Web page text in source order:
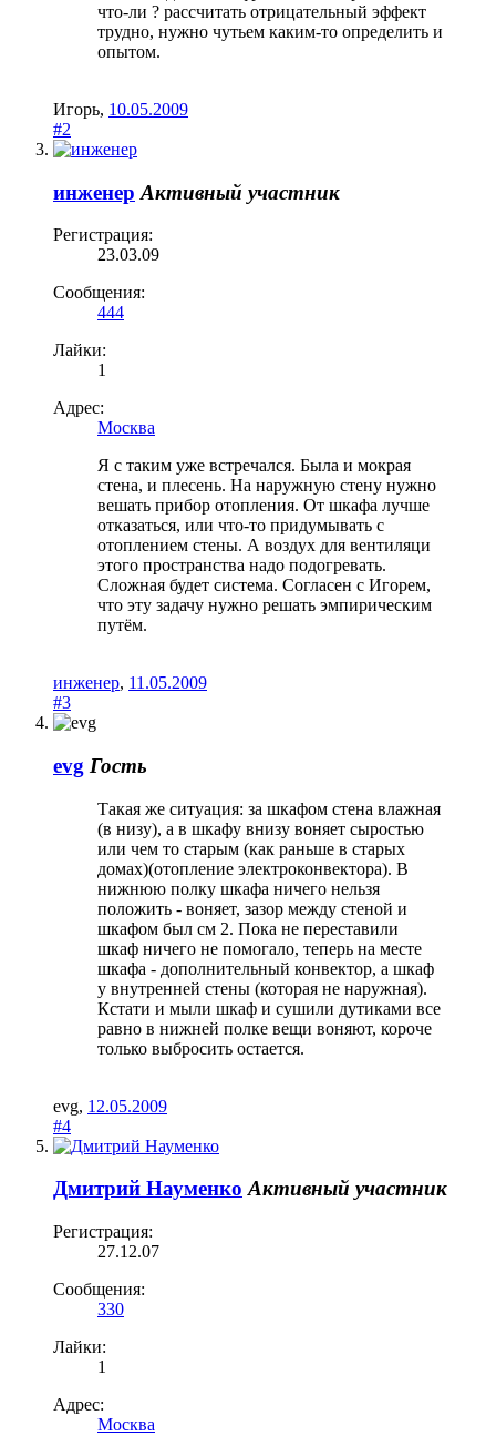
что-ли ? рассчитать отрицательный эффект
трудно, нужно чутьем каким-то определить и
опытом.
Игорь, 10.05.2009
#2
инженер Активный участник
Регистрация:
23.03.09
Сообщения:
444
Лайки:
1
Адрес:
Москва
Я с таким уже встречался. Была и мокрая
стена, и плесень. На наружную стену нужно
вешать прибор отопления. От шкафа лучше
отказаться, или что-то придумывать с
отоплением стены. А воздух для вентиляци
этого пространства надо подогревать.
Сложная будет система. Согласен с Игорем,
что эту задачу нужно решать эмпирическим
путём.
инженер, 11.05.2009
#3
evg Гость
Такая же ситуация: за шкафом стена влажная
(в низу), а в шкафу внизу воняет сыростью
или чем то старым (как раньше в старых
домах)(отопление электроконвектора). В
нижнюю полку шкафа ничего нельзя
положить - воняет, зазор между стеной и
шкафом был см 2. Пока не переставили
шкаф ничего не помогало, теперь на месте
шкафа - дополнительный конвектор, а шкаф
у внутренней стены (которая не наружная).
Кстати и мыли шкаф и сушили дутиками все
равно в нижней полке вещи воняют, короче
только выбросить остается.
evg, 12.05.2009
#4
Дмитрий Науменко Активный участник
Регистрация:
27.12.07
Сообщения:
330
Лайки:
1
Адрес:
Москва